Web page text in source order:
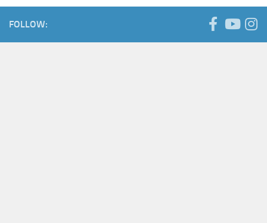
FOLLOW: